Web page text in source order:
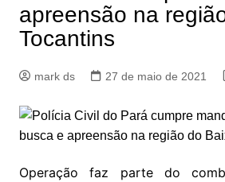
apreensão na
Tocantins
mark ds 27 de maio de 2021
Operação faz parte do